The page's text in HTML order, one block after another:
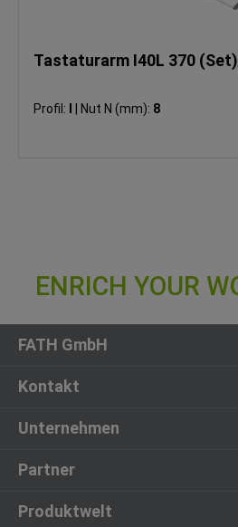
Tastaturarm I40L 370 (Set)
Profil: Nut N (mm): 8
FATH GmbH
Kontakt
Unternehmen
Partner
Produktwelt